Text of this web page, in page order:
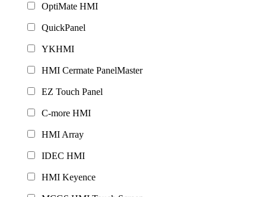
OptiMate HMI
QuickPanel
YKHMI
HMI Cermate PanelMaster
EZ Touch Panel
C-more HMI
HMI Array
IDEC HMI
HMI Keyence